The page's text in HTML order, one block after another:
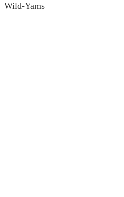
und informiert bleiben!
Wild-Yams